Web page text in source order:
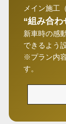
メイン施工
“組み合わ
新車時の感
できるよう
※プラン内
す。